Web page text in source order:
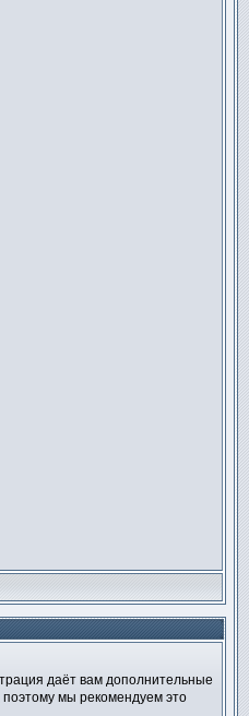
даёт вам дополнительные
поэтому мы рекомендуем это